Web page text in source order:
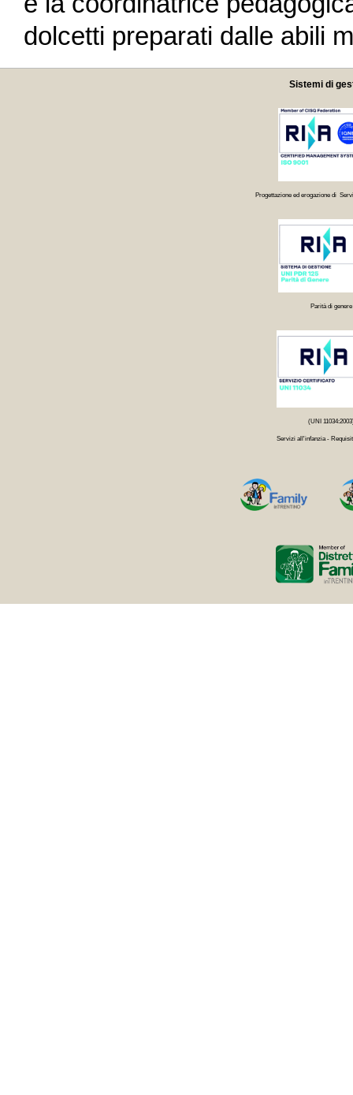
dolcetti preparati dalle abili
Sistemi di
Progettazione ed erogazione di
Parità di genere
(UNI
Servizi all'infanzia -